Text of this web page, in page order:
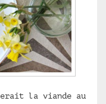
la viande au